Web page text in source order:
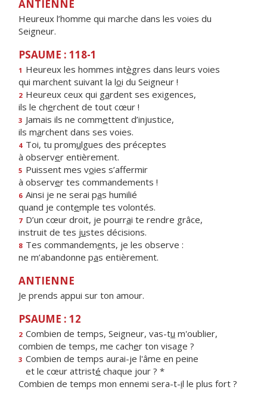
ANTIENNE
Heureux l’homme qui marche dans les voies du
Seigneur.
PSAUME : 118-1
1 Heureux les hommes intègres dans leurs voies
qui marchent suivant la loi du Seigneur !
2 Heureux ceux qui gardent ses exigences,
ils le cherchent de tout cœur !
3 Jamais ils ne commettent d’injustice,
ils marchent dans ses voies.
4 Toi, tu promulgues des préceptes
à observer entièrement.
5 Puissent mes voies s’affermir
à observer tes commandements !
6 Ainsi je ne serai pas humilié
quand je contemple tes volontés.
7 D’un cœur droit, je pourrai te rendre grâce,
instruit de tes justes décisions.
8 Tes commandements, je les observe :
ne m’abandonne pas entièrement.
ANTIENNE
Je prends appui sur ton amour.
PSAUME : 12
2 Combien de temps, Seigneur, vas-tu m'oublier,
combien de temps, me cacher ton visage ?
3 Combien de temps aurai-je l'âme en peine
et le cœur attristé chaque jour ? *
Combien de temps mon ennemi sera-t-il le plus fort ?